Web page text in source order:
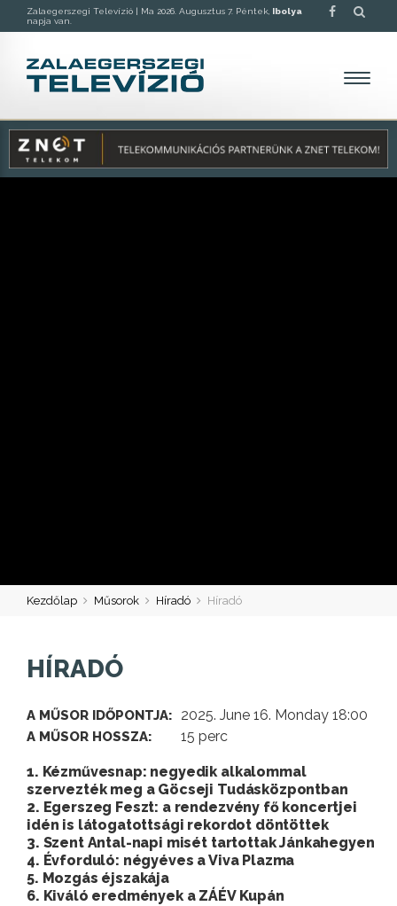
Zalaegerszegi Televízió | Ma 2026. Augusztus 7. Péntek, Ibolya
napja van.
Kezdőlap Műsorok Híradó Híradó
HÍRADÓ
A MŰSOR IDŐPONTJA: 2025. June 16. Monday 18:00
A MŰSOR HOSSZA: 15 perc
1. Kézművesnap: negyedik alkalommal
szervezték meg a Göcseji Tudásközpontban
2. Egerszeg Feszt: a rendezvény fő koncertjei
idén is látogatottsági rekordot döntöttek
3. Szent Antal-napi misét tartottak Jánkahegyen
4. Évforduló: négyéves a Viva Plazma
5. Mozgás éjszakája
6. Kiváló eredmények a ZÁÉV Kupán